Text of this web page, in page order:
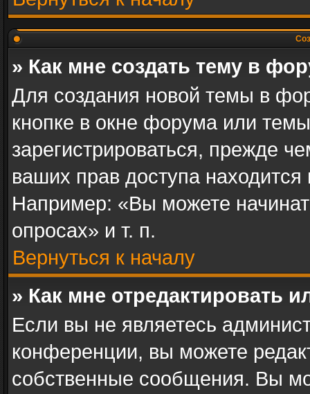
» Как мне создать тему в
Для создания новой темы в
кнопке в окне форума или
зарегистрироваться, прежде
ваших прав доступа
Например: «Вы можете
опросах» и т. п.
Вернуться к началу
» Как мне отредактировать
Если вы не являетесь
конференции, вы можете
собственные сообщения. Вы